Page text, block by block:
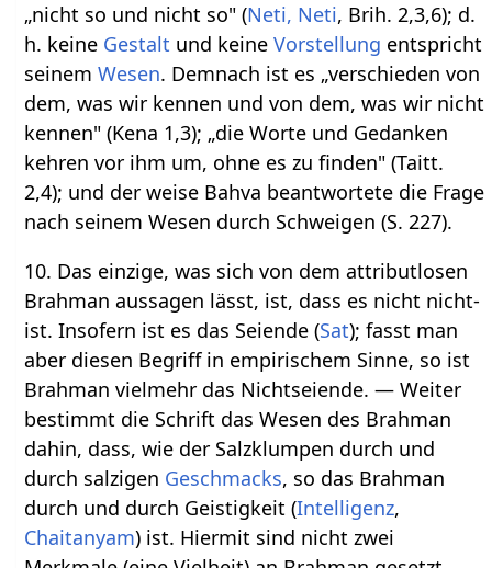
„nicht so und nicht so" (Neti, Neti, Brih. 2,3,6); d.
h. keine Gestalt und keineVorstellung entspricht
seinemWesen. Demnach ist es „verschieden von
dem, was wir kennen und von dem, was wir nicht
kennen" (Kena 1,3); „die Worte und Gedanken
kehren vor ihm um, ohne es zu finden" (Taitt.
2,4); und der weise Bahva beantwortete die Frage
nach seinem Wesen durch Schweigen (S. 227).
10. Das einzige, was sich von dem attributlosen
Brahman aussagen lässt, ist, dass es nicht nicht-
ist. Insofern ist es das Seiende (Sat); fasst man
aber diesen Begriff in empirischem Sinne, so ist
Brahman vielmehr das Nichtseiende. — Weiter
bestimmt die Schrift das Wesen des Brahman
dahin, dass, wie der Salzklumpen durch und
durch salzigen Geschmacks, so das Brahman
durch und durch Geistigkeit (Intelligenz,
Chaitanyam) ist. Hiermit sind nicht zwei